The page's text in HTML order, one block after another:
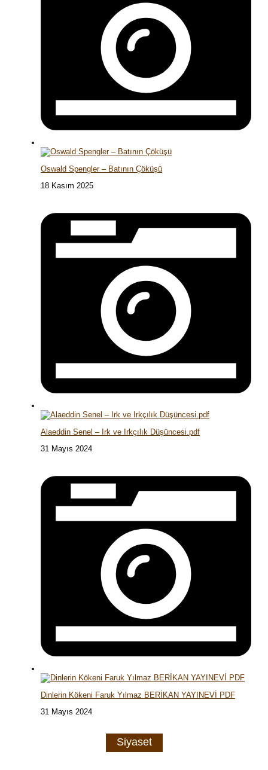
Oswald Spengler – Batının Çöküşü
18 Kasım 2025
Alaeddin Senel – Irk ve Irkçılık Düşüncesi.pdf
31 Mayıs 2024
Dinlerin Kökeni Faruk Yılmaz BERİKAN YAYINEVİ PDF
31 Mayıs 2024
Siyaset